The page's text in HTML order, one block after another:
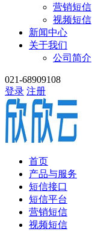
营销短信
视频短信
新闻中心
关于我们
公司简介
021-68909108
登录 注册
首页
产品与服务
短信接口
短信平台
营销短信
视频短信